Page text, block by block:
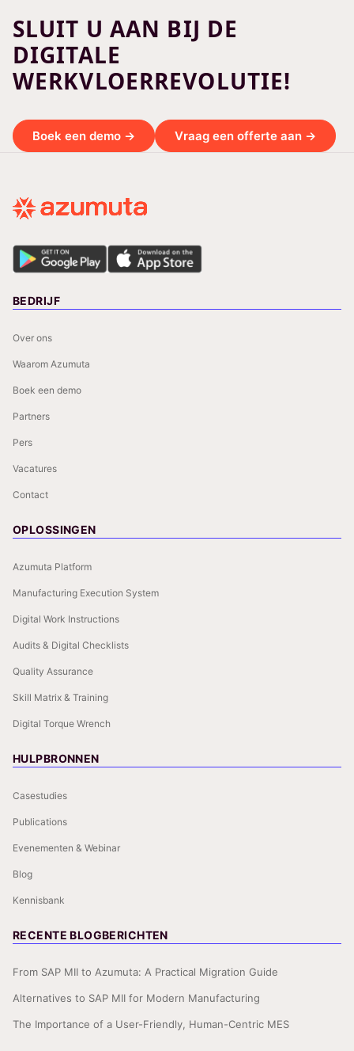
SLUIT U AAN BIJ DE
DIGITALE
WERKVLOERREVOLUTIE!
Boek een demo → Vraag een offerte aan →
BEDRIJF
Over ons
Waarom Azumuta
Boek een demo
Partners
Pers
Vacatures
Contact
OPLOSSINGEN
Azumuta Platform
Manufacturing Execution System
Digital Work Instructions
Audits & Digital Checklists
Quality Assurance
Skill Matrix & Training
Digital Torque Wrench
HULPBRONNEN
Casestudies
Publications
Evenementen & Webinar
Blog
Kennisbank
RECENTE BLOGBERICHTEN
From SAP MII to Azumuta: A Practical Migration Guide
Alternatives to SAP MII for Modern Manufacturing
The Importance of a User-Friendly, Human-Centric MES